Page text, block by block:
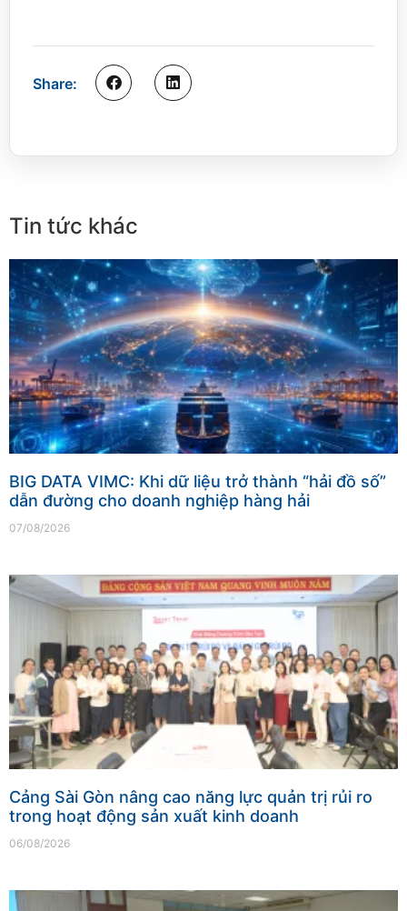
Share:
Tin tức khác
BIG DATA VIMC: Khi dữ liệu trở thành “hải đồ số”
dẫn đường cho doanh nghiệp hàng hải
07/08/2026
Cảng Sài Gòn nâng cao năng lực quản trị rủi ro
trong hoạt động sản xuất kinh doanh
06/08/2026